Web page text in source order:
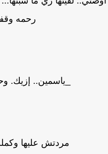
رحمه
_ياسمين.. إزيك.
مردتش عليها